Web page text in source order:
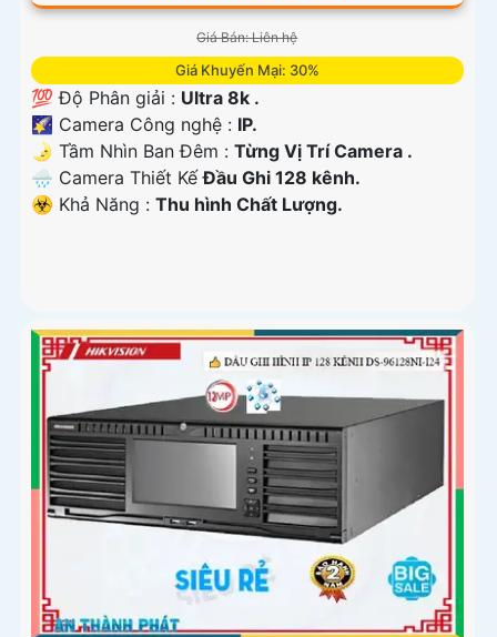
Giá Bán: Liên hệ
Giá Khuyến Mại: 30%
💯 Độ Phân giải : Ultra 8k .
🌠 Camera Công nghệ : IP.
🌛 Tầm Nhìn Ban Đêm : Từng Vị Trí Camera .
🌧️ Camera Thiết KếĐầu Ghi 128 kênh.
️☣️ Khả Năng : Thu hình Chất Lượng.